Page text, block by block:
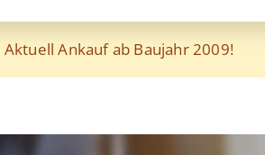
Aktuell Ankauf ab Baujahr 2009!